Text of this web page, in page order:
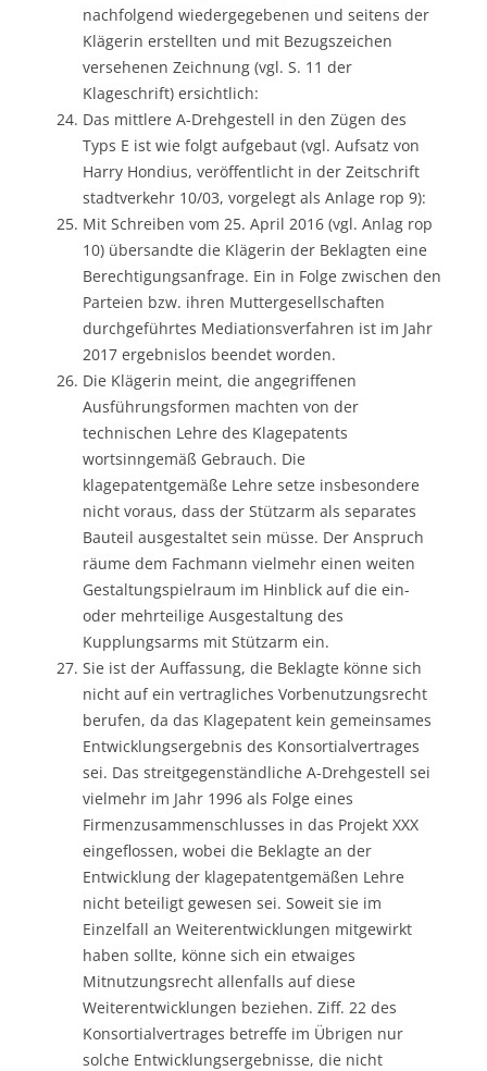
nachfolgend wiedergegebenen und seitens der
Klägerin erstellten und mit Bezugszeichen
versehenen Zeichnung (vgl. S. 11 der
Klageschrift) ersichtlich:
Das mittlere A-Drehgestell in den Zügen des
Typs E ist wie folgt aufgebaut (vgl. Aufsatz von
Harry Hondius, veröffentlicht in der Zeitschrift
stadtverkehr 10/03, vorgelegt als Anlage rop 9):
Mit Schreiben vom 25. April 2016 (vgl. Anlag rop
10) übersandte die Klägerin der Beklagten eine
Berechtigungsanfrage. Ein in Folge zwischen den
Parteien bzw. ihren Muttergesellschaften
durchgeführtes Mediationsverfahren ist im Jahr
2017 ergebnislos beendet worden.
Die Klägerin meint, die angegriffenen
Ausführungsformen machten von der
technischen Lehre des Klagepatents
wortsinngemäß Gebrauch. Die
klagepatentgemäße Lehre setze insbesondere
nicht voraus, dass der Stützarm als separates
Bauteil ausgestaltet sein müsse. Der Anspruch
räume dem Fachmann vielmehr einen weiten
Gestaltungspielraum im Hinblick auf die ein-
oder mehrteilige Ausgestaltung des
Kupplungsarms mit Stützarm ein.
Sie ist der Auffassung, die Beklagte könne sich
nicht auf ein vertragliches Vorbenutzungsrecht
berufen, da das Klagepatent kein gemeinsames
Entwicklungsergebnis des Konsortialvertrages
sei. Das streitgegenständliche A-Drehgestell sei
vielmehr im Jahr 1996 als Folge eines
Firmenzusammenschlusses in das Projekt XXX
eingeflossen, wobei die Beklagte an der
Entwicklung der klagepatentgemäßen Lehre
nicht beteiligt gewesen sei. Soweit sie im
Einzelfall an Weiterentwicklungen mitgewirkt
haben sollte, könne sich ein etwaiges
Mitnutzungsrecht allenfalls auf diese
Weiterentwicklungen beziehen. Ziff. 22 des
Konsortialvertrages betreffe im Übrigen nur
solche Entwicklungsergebnisse, die nicht